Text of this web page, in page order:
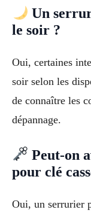
Un
le soir ?
Oui, certaines
soir selon les
de connaître les
dépannage.
Peut-on
pour clé
Oui, un serrurier